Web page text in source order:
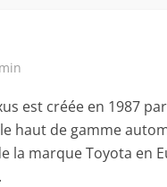
est créée en 1987
haut de gamme
la marque Toyota en